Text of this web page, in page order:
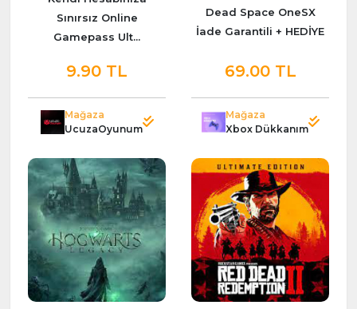
Sınırsız Online
Gamepass Ult...
9.90 TL
Mağaza
UcuzaOyunum
Dead Space OneSX
İade Garantili + HEDİYE
69.00 TL
Mağaza
Xbox Dükkanım